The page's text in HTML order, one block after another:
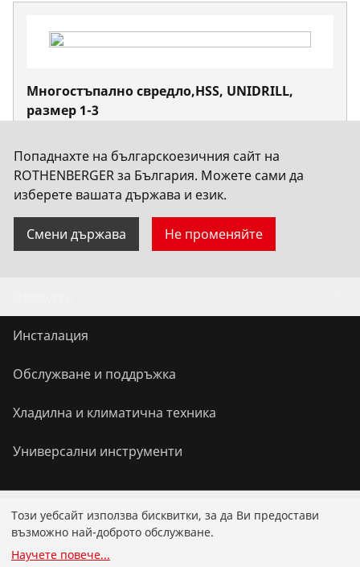
Многостъпално свредло,HSS, UNIDRILL,
размер 1-3
Попаднахте на българскоезичния сайт на
ROTHENBERGER за България. Можете сами да
изберете вашата държава и език.
Смени държава Не променяйте
Инсталация
Обслужване и поддръжка
Хладилна и климатична техника
Универсални инструменти
Услуги
Бонус програма на ROTHENBERGER
Този уебсайт използва бисквитки, за да Ви предостави
възможно най-доброто обслужване.
Научете повече...